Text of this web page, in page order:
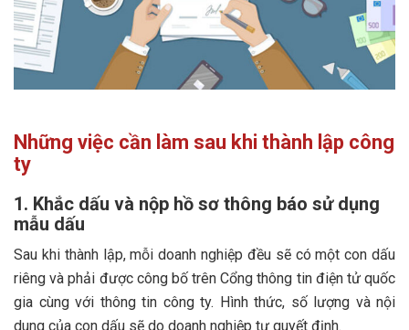
Những việc cần làm sau khi thành lập công
ty
1. Khắc dấu và nộp hồ sơ thông báo sử dụng
mẫu dấu
Sau khi thành lập, mỗi doanh nghiệp đều sẽ có một con dấu
riêng và phải được công bố trên Cổng thông tin điện tử quốc
gia cùng với thông tin công ty. Hình thức, số lượng và nội
dung của con dấu sẽ do doanh nghiệp tự quyết định.